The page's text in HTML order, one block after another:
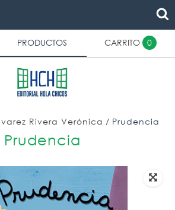
PRODUCTOS CARRITO 0
Rivera Verónica / Prudencia
Prudencia